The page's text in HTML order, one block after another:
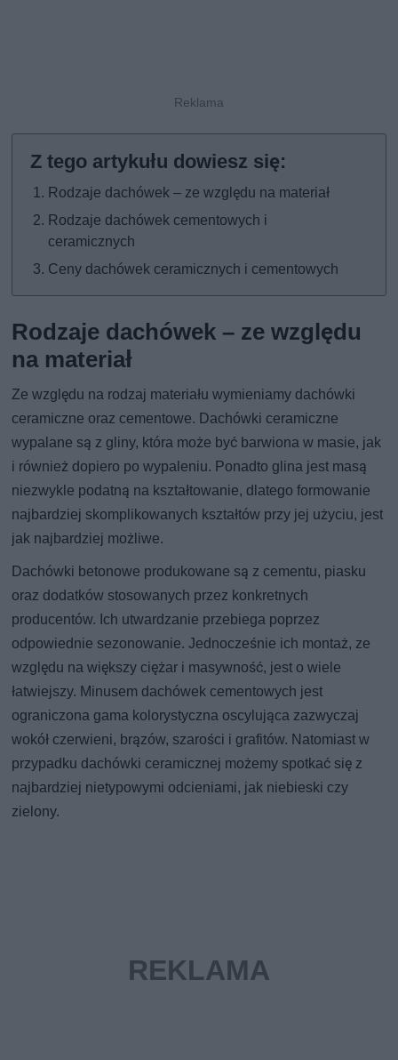
Rodzaje dachówek – ze względu na materiał
Rodzaje dachówek cementowych i
ceramicznych
Ceny dachówek ceramicznych i cementowych
Rodzaje dachówek – ze względu
na materiał
Ze względu na rodzaj materiału wymieniamy dachówki
ceramiczne oraz cementowe. Dachówki ceramiczne
wypalane są z gliny, która może być barwiona w masie, jak
i również dopiero po wypaleniu. Ponadto glina jest masą
niezwykle podatną na kształtowanie, dlatego formowanie
najbardziej skomplikowanych kształtów przy jej użyciu, jest
jak najbardziej możliwe.
Dachówki betonowe produkowane są z cementu, piasku
oraz dodatków stosowanych przez konkretnych
producentów. Ich utwardzanie przebiega poprzez
odpowiednie sezonowanie. Jednocześnie ich montaż, ze
względu na większy ciężar i masywność, jest o wiele
łatwiejszy. Minusem dachówek cementowych jest
ograniczona gama kolorystyczna oscylująca zazwyczaj
wokół czerwieni, brązów, szarości i grafitów. Natomiast w
przypadku dachówki ceramicznej możemy spotkać się z
najbardziej nietypowymi odcieniami, jak niebieski czy
zielony.